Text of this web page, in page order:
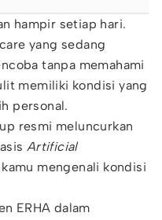
hampir setiap hari.
yang sedang
tanpa memahami
memiliki kondisi yang
personal.
resmi meluncurkan
Artificial
mengenali kondisi
ERHA dalam